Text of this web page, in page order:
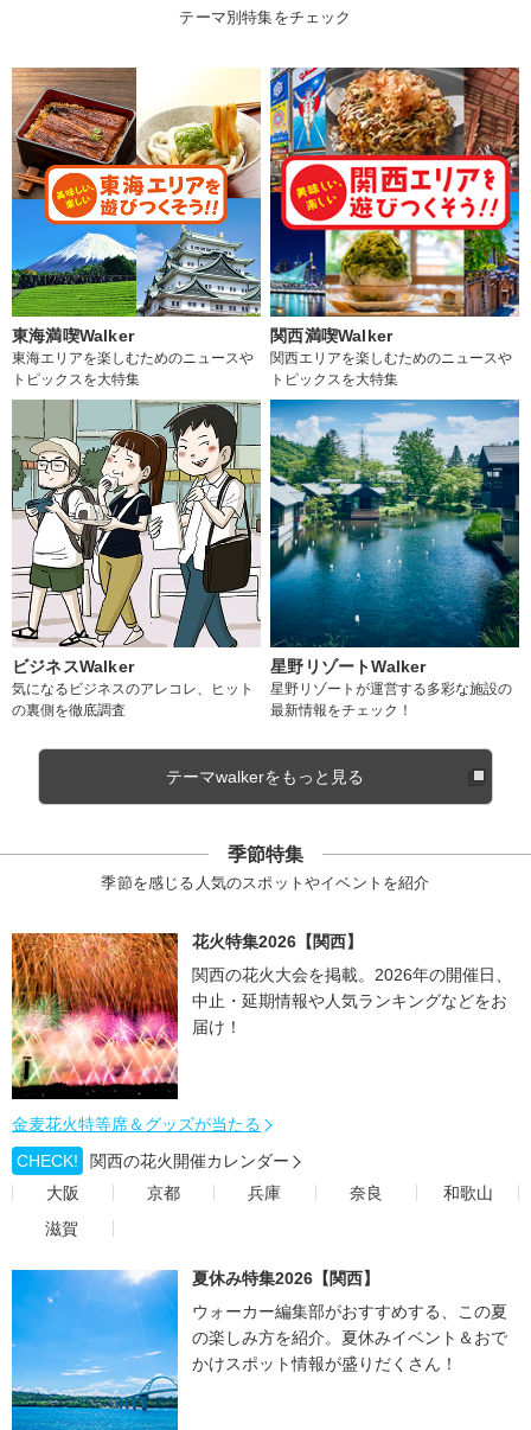
テーマ別特集をチェック
東海満喫Walker
東海エリアを楽しむためのニュースや
トピックスを大特集
関西満喫Walker
関西エリアを楽しむためのニュースや
トピックスを大特集
ビジネスWalker
気になるビジネスのアレコレ、ヒット
の裏側を徹底調査
星野リゾートWalker
星野リゾートが運営する多彩な施設の
最新情報をチェック！
テーマwalkerをもっと見る
季節特集
季節を感じる人気のスポットやイベントを紹介
花火特集2026【関西】
関西の花火大会を掲載。2026年の開催日、
中止・延期情報や人気ランキングなどをお
届け！
金麦花火特等席＆グッズが当たる
CHECK!
関西の花火開催カレンダー
大阪
京都 兵庫 奈良
和歌山
滋賀
夏休み特集2026【関西】
ウォーカー編集部がおすすめする、この夏
の楽しみ方を紹介。夏休みイベント＆おで
かけスポット情報が盛りだくさん！